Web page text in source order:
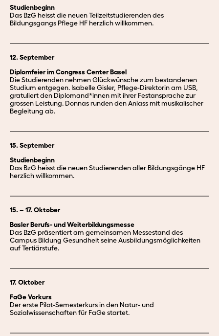
Studienbeginn
Das BzG heisst die neuen Teilzeitstudierenden des
Bildungsgangs Pflege HF herzlich willkommen.
12. September
Diplomfeier im Congress Center Basel
Die Studierenden nehmen Glückwünsche zum bestandenen
Studium entgegen. Isabelle Gisler, Pflege-Direktorin am USB,
gratuliert den Diplomand*innen mit ihrer Festansprache zur
grossen Leistung. Donnas runden den Anlass mit musikalischer
Begleitung ab.
15. September
Studienbeginn
Das BzG heisst die neuen Studierenden aller Bildungsgänge HF
herzlich willkommen.
15. – 17. Oktober
Basler Berufs- und Weiterbildungsmesse
Das BzG präsentiert am gemeinsamen Messestand des
Campus Bildung Gesundheit seine Ausbildungsmöglichkeiten
auf Tertiärstufe.
17. Oktober
FaGe Vorkurs
Der erste Pilot-Semesterkurs in den Natur- und
Sozialwissenschaften für FaGe startet.